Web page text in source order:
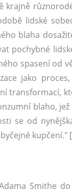
krajně
lidské
blaha
pochybné
spasení od
jako
transformací,
blaho,
se od
kupčení."
Smithe